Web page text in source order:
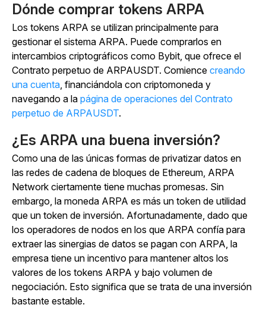
Dónde comprar tokens ARPA
Los tokens ARPA se utilizan principalmente para
gestionar el sistema ARPA. Puede comprarlos en
intercambios criptográficos como Bybit, que ofrece el
Contrato perpetuo de ARPAUSDT. Comience creando
una cuenta, financiándola con criptomoneda y
navegando a la página de operaciones del Contrato
perpetuo de ARPAUSDT.
¿Es ARPA una buena inversión?
Como una de las únicas formas de privatizar datos en
las redes de cadena de bloques de Ethereum, ARPA
Network ciertamente tiene muchas promesas. Sin
embargo, la moneda ARPA es más un token de utilidad
que un token de inversión. Afortunadamente, dado que
los operadores de nodos en los que ARPA confía para
extraer las sinergias de datos se pagan con ARPA, la
empresa tiene un incentivo para mantener altos los
valores de los tokens ARPA y bajo volumen de
negociación. Esto significa que se trata de una inversión
bastante estable.